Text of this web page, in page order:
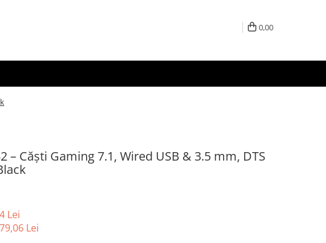
0,00
– Căști Gaming 7.1, Wired USB & 3.5 mm, DTS
Lei
Lei